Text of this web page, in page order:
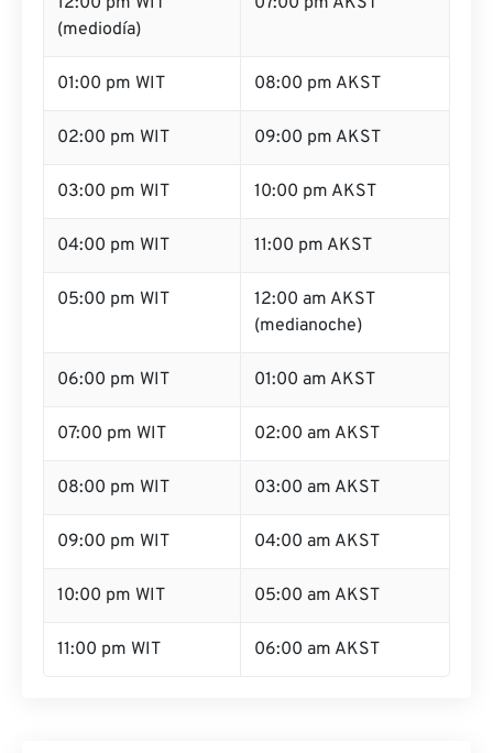
(mediodía)
01:00 pm WIT 08:00 pm AKST
02:00 pm WIT 09:00 pm AKST
03:00 pm WIT 10:00 pm AKST
04:00 pm WIT 11:00 pm AKST
05:00 pm WIT
12:00 am AKST
(medianoche)
06:00 pm WIT 01:00 am AKST
07:00 pm WIT 02:00 am AKST
08:00 pm WIT 03:00 am AKST
09:00 pm WIT 04:00 am AKST
10:00 pm WIT 05:00 am AKST
11:00 pm WIT 06:00 am AKST